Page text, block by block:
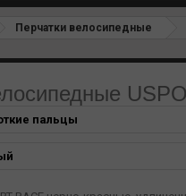
Перчатки велосипедные
пальцы